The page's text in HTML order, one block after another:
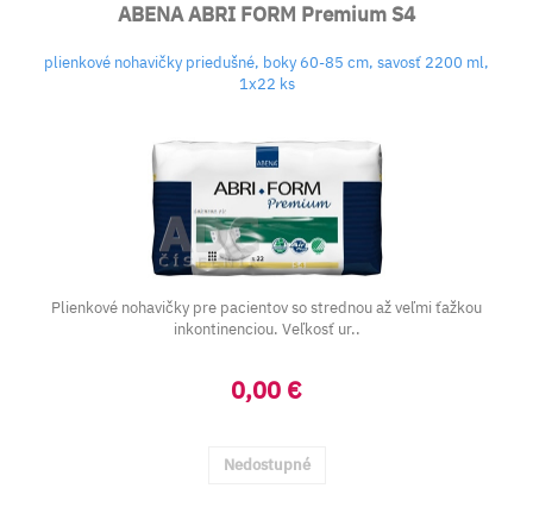
ABENA ABRI FORM Premium S4
plienkové nohavičky priedušné, boky 60-85 cm, savosť 2200 ml,
1x22 ks
Plienkové nohavičky pre pacientov so strednou až veľmi ťažkou
inkontinenciou. Veľkosť ur..
0,00 €
Nedostupné